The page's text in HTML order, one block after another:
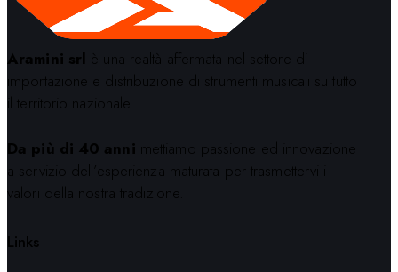
Aramini srl è una realtà affermata nel settore di
importazione e distribuzione di strumenti musicali su tutto
il territorio nazionale.
Da più di 40 anni mettiamo passione ed innovazione
a servizio dell’esperienza maturata per trasmettervi i
valori della nostra tradizione.
Links